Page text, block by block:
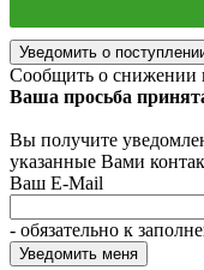
Уведомить о
Сообщить о снижении
Ваша просьба
Вы получите
указанные Вами
Ваш E-Mail
- обязательно к